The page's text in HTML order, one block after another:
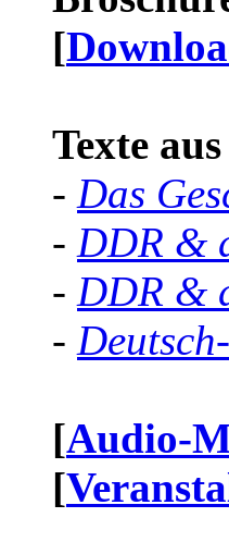
[
Texte
- Das
- DDR &
- DDR &
-
[Audio-
[